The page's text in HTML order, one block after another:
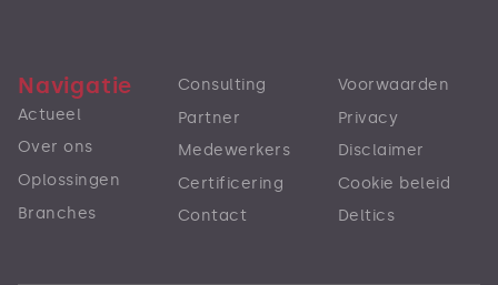
Navigatie
Actueel
Over ons
Oplossingen
Branches
Consulting
Partner
Medewerkers
Certificering
Contact
Voorwaarden
Privacy
Disclaimer
Cookie beleid
Deltics